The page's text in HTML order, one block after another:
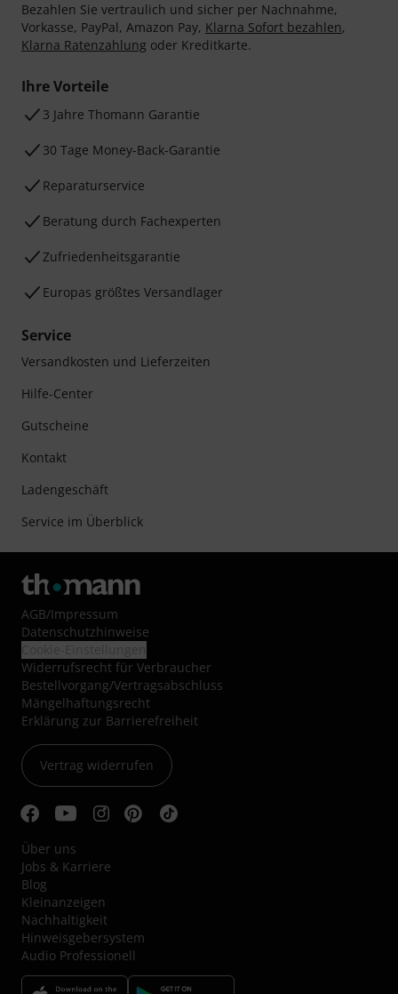
Bezahlen Sie vertraulich und sicher per Nachnahme,
Vorkasse, PayPal, Amazon Pay, Klarna Sofort bezahlen,
Klarna Ratenzahlung oder Kreditkarte.
Ihre Vorteile
3 Jahre Thomann Garantie
30 Tage Money-Back-Garantie
Reparaturservice
Beratung durch Fachexperten
Zufriedenheitsgarantie
Europas größtes Versandlager
Service
Versandkosten und Lieferzeiten
Hilfe-Center
Gutscheine
Kontakt
Ladengeschäft
Service im Überblick
AGB/Impressum
Datenschutzhinweise
Widerrufsrecht für Verbraucher
Bestellvorgang/Vertragsabschluss
Mängelhaftungsrecht
Erklärung zur Barrierefreiheit
Vertrag widerrufen
Über uns
Jobs & Karriere
Blog
Kleinanzeigen
Nachhaltigkeit
Hinweisgebersystem
Audio Professionell